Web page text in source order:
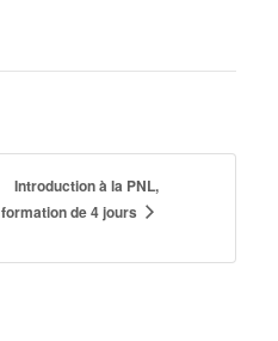
Introduction à la PNL,
formation de 4 jours